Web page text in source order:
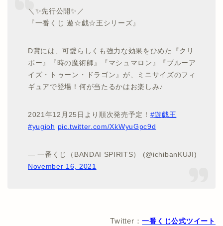
＼✨先行公開✨／
『一番くじ 遊☆戯☆王シリーズ』
D賞には、可愛らしくも強力な効果をひめた『クリ
ボー』『時の魔術師』『マシュマロン』『ブルーア
イズ・トゥーン・ドラゴン』が、ミニサイズのフィ
ギュアで登場！何が当たるかはお楽しみ♪
2021年12月25日より順次発売予定！ #遊戯王
#yugioh pic.twitter.com/XkWyuGpc9d
— 一番くじ（BANDAI SPIRITS） (@ichibanKUJI)
November 16, 2021
Twitter：一番くじ公式ツイート